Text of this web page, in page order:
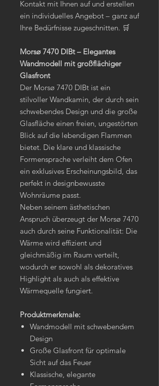
Kontakt mit Ihnen auf und erstellen
ein individuelles Angebot – ganz auf
Ihre Bedürfnisse zugeschnitten. 🛒
Morsø 7470 DIBt – Elegantes
Wandmodell mit großflächiger
Glasfront
Der Morsø 7470 DIBt ist ein
stilvoller Wandkamin, der durch sein
schwebendes Design und die große
Glasfläche einen freien, ungestörten
Blick auf die lebendigen Flammen
bietet. Die klare und klassische
Formensprache verleiht dem Ofen
ein exklusives Erscheinungsbild, das
perfekt in designbewusste
Wohnräume passt.
Neben seinem ästhetischen
Anspruch überzeugt der Morsø 7470
auch durch seine Funktionalität: Die
Wärme wird effizient und
gleichmäßig im Raum verteilt,
wodurch er sowohl als dekoratives
Highlight als auch als effektive
Wärmequelle fungiert.
Produktmerkmale:
Wandmodell mit schwebendem
Design
Große Glasfront für optimale
Sicht auf das Feuer
Klassische, elegante